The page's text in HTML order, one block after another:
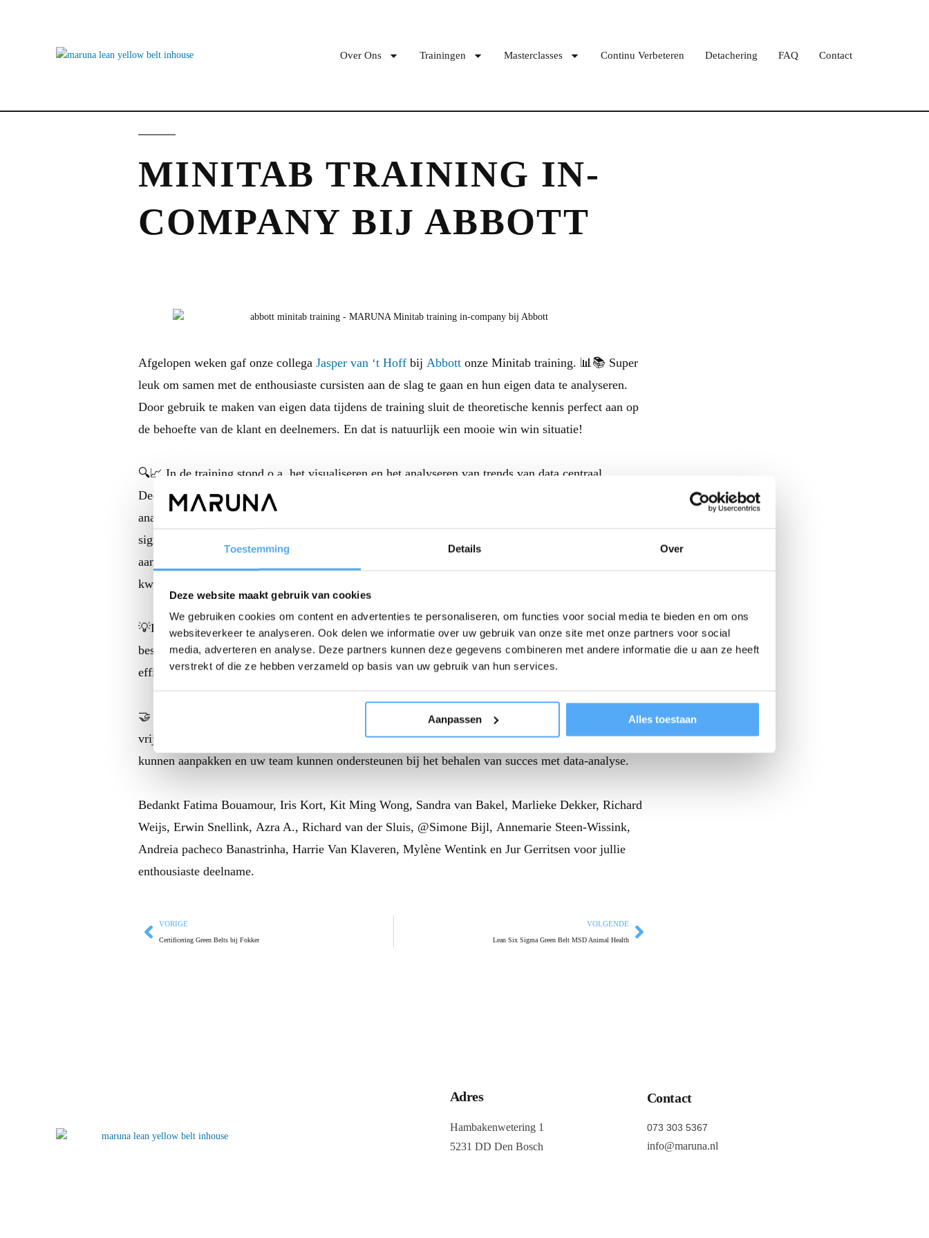
Toestemming Details Over
Deze website maakt gebruik van cookies
We gebruiken cookies om content en advertenties te personaliseren, om functies voor social media te bieden en om ons
websiteverkeer te analyseren. Ook delen we informatie over uw gebruik van onze site met onze partners voor social
media, adverteren en analyse. Deze partners kunnen deze gegevens combineren met andere informatie die u aan ze heeft
verstrekt of die ze hebben verzameld op basis van uw gebruik van hun services.
Aanpassen Alles toestaan
Over Ons Trainingen Masterclasses Continu Verbeteren Detachering FAQ Contact
MINITAB TRAINING IN-
COMPANY BIJ ABBOTT
Afgelopen weken gaf onze collega Jasper van ‘t Hoffbij Abbottonze Minitab training. 📊📚 Super
leuk om samen met de enthousiaste cursisten aan de slag te gaan en hun eigen data te analyseren.
Door gebruik te maken van eigen data tijdens de training sluit de theoretische kennis perfect aan op
de behoefte van de klant en deelnemers. En dat is natuurlijk een mooie win win situatie!
🔍📈 In de training stond o.a. het visualiseren en het analyseren van trends van data centraal.
Deelnemers hebben diepgaande inzichten verkregen door middel van grafieken en statistische
analyses, waardoor zij beter in staat zijn om beslissingen te nemen op basis van hun data. Ook het
signaleren en bewijzen van afwijkingen in processen, en laten zien hoe de Capability van een proces
aangetoond kan worden was een onderdeel van het programma. Een cruciale vaardigheid om
kwaliteitsverbeteringen te realiseren en efficiëntie te vergroten.
💡Door het verkrijgen van diepgaand inzicht in data, kunnen bedrijven beter geïnformeerde
beslissingen nemen en verbeteringen doorvoeren die direct impact hebben op de kwaliteit en
efficiëntie van hun processen.
🤝 Ook geïnteresseerd in een
voor uw team of organisatie? Neem dan gerust en
vrijblijvend contact met ons
op. Samen kunnen we dan kijken hoe we uw specifieke behoeften
kunnen aanpakken en uw team kunnen ondersteunen bij het behalen van succes met data-analyse.
Bedankt Fatima Bouamour, Iris Kort, Kit Ming Wong, Sandra van Bakel, Marlieke Dekker, Richard
Weijs, Erwin Snellink, Azra A., Richard van der Sluis, @Simone Bijl, Annemarie Steen-Wissink,
Andreia pacheco Banastrinha, Harrie Van Klaveren, Mylène Wentink en Jur Gerritsen voor jullie
enthousiaste deelname.
VORIGE
Certificering Green Belts bij Fokker
VOLGENDE
Lean Six Sigma Green Belt MSD Animal Health
Adres
Hambakenwetering 1
5231 DD Den Bosch
Contact
073 303 5367
info@maruna.nl